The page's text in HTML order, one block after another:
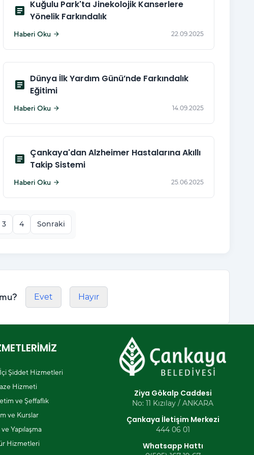
article
Kuğulu Park'ta Jinekolojik Kanserlere
Yönelik Farkındalık
Haberi Oku arrow_forward 22.09.2025
article
Dünya İlk Yardım Günü’nde Farkındalık
Eğitimi
Haberi Oku arrow_forward 14.09.2025
article
Çankaya'dan Alzheimer Hastalarına Akıllı
Takip Sistemi
Haberi Oku arrow_forward 25.06.2025
3 4 Sonraki
Evet Hayır
Şiddet Hizmetleri
Hizmeti
ve Şeffaflık
ve Kurslar
Yapılaşma
Hizmetleri
Ziya Gökalp Caddesi
No: 11 Kızılay / ANKARA
Çankaya İletişim Merkezi
444 06 01
Whatsapp Hattı